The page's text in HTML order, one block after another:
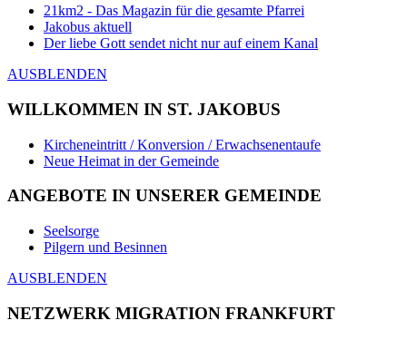
21km2 - Das Magazin für die gesamte Pfarrei
Jakobus aktuell
Der liebe Gott sendet nicht nur auf einem Kanal
AUSBLENDEN
WILLKOMMEN IN ST. JAKOBUS
Kircheneintritt / Konversion / Erwachsenentaufe
Neue Heimat in der Gemeinde
ANGEBOTE IN UNSERER GEMEINDE
Seelsorge
Pilgern und Besinnen
AUSBLENDEN
NETZWERK MIGRATION FRANKFURT